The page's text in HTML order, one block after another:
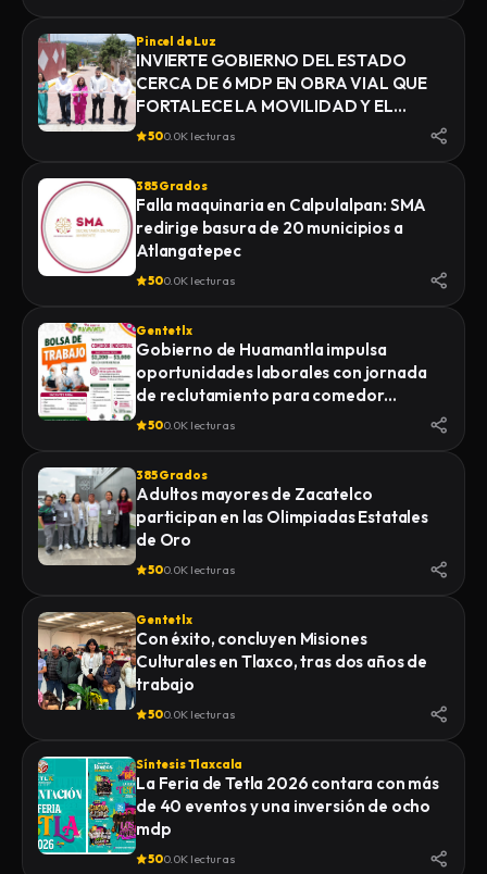
Pincel de Luz
INVIERTE GOBIERNO DEL ESTADO
CERCA DE 6 MDP EN OBRA VIAL QUE
FORTALECE LA MOVILIDAD Y EL
DESARROLLO DE YAUHQUEMEHCAN
500.0K lecturas
385 Grados
Falla maquinaria en Calpulalpan: SMA
redirige basura de 20 municipios a
Atlangatepec
500.0K lecturas
Gentetlx
Gobierno de Huamantla impulsa
oportunidades laborales con jornada
de reclutamiento para comedor
industrial
500.0K lecturas
385 Grados
Adultos mayores de Zacatelco
participan en las Olimpiadas Estatales
de Oro
500.0K lecturas
Gentetlx
Con éxito, concluyen Misiones
Culturales en Tlaxco, tras dos años de
trabajo
500.0K lecturas
Síntesis Tlaxcala
La Feria de Tetla 2026 contara con más
de 40 eventos y una inversión de ocho
mdp
500.0K lecturas